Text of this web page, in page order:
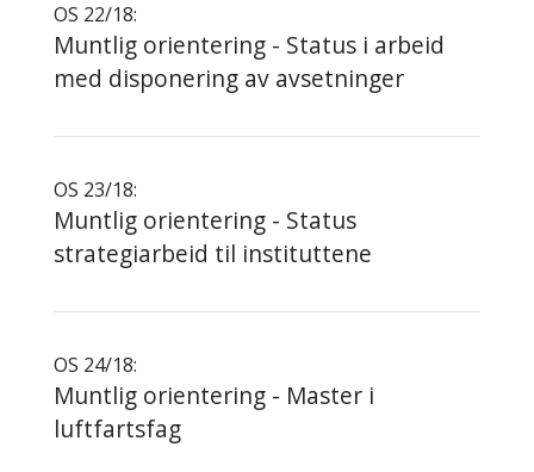
OS 22/18:
Muntlig orientering - Status i arbeid
med disponering av avsetninger
OS 23/18:
Muntlig orientering - Status
strategiarbeid til instituttene
OS 24/18:
Muntlig orientering - Master i
luftfartsfag